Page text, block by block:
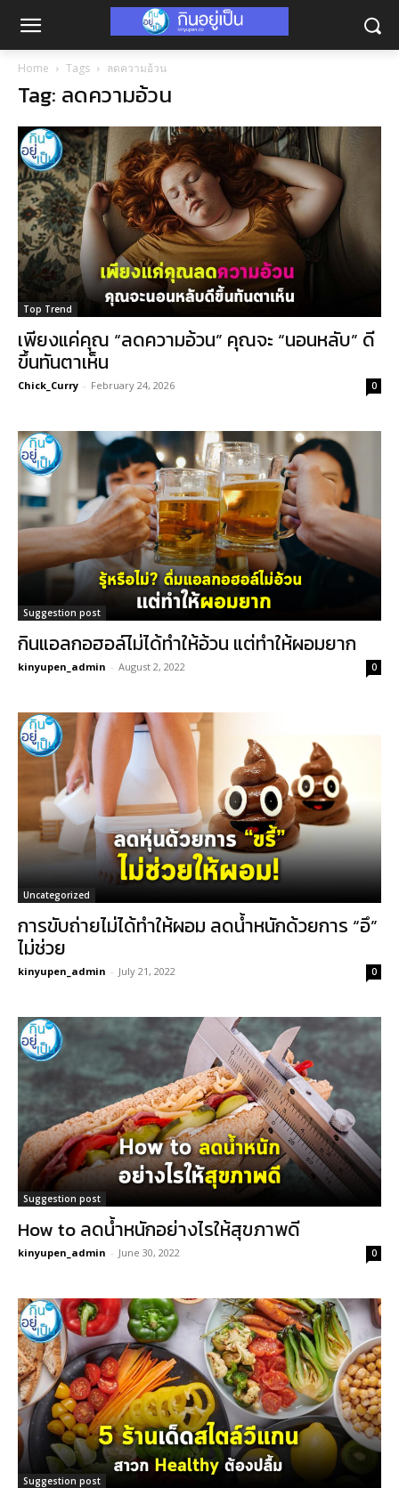
Home Tags ลดความอ้วน
Tag: ลดความอ้วน
Top Trend
เพียงแค่คุณ “ลดความอ้วน” คุณจะ “นอนหลับ” ดี
ขึ้นทันตาเห็น
Chick_Curry - February 24, 2026 0
Suggestion post
กินแอลกอฮอล์ไม่ได้ทำให้อ้วน แต่ทำให้ผอมยาก
kinyupen_admin - August 2, 2022 0
Uncategorized
การขับถ่ายไม่ได้ทำให้ผอม ลดน้ำหนักด้วยการ “อึ”
ไม่ช่วย
kinyupen_admin - July 21, 2022 0
Suggestion post
How to ลดน้ำหนักอย่างไรให้สุขภาพดี
kinyupen_admin - June 30, 2022 0
Suggestion post